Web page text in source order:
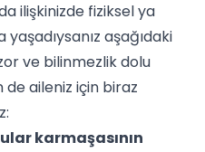
ilişkinizde fiziksel ya
aşağıdaki
ve bilinmezlik dolu
aileniz için biraz
karmaşasının